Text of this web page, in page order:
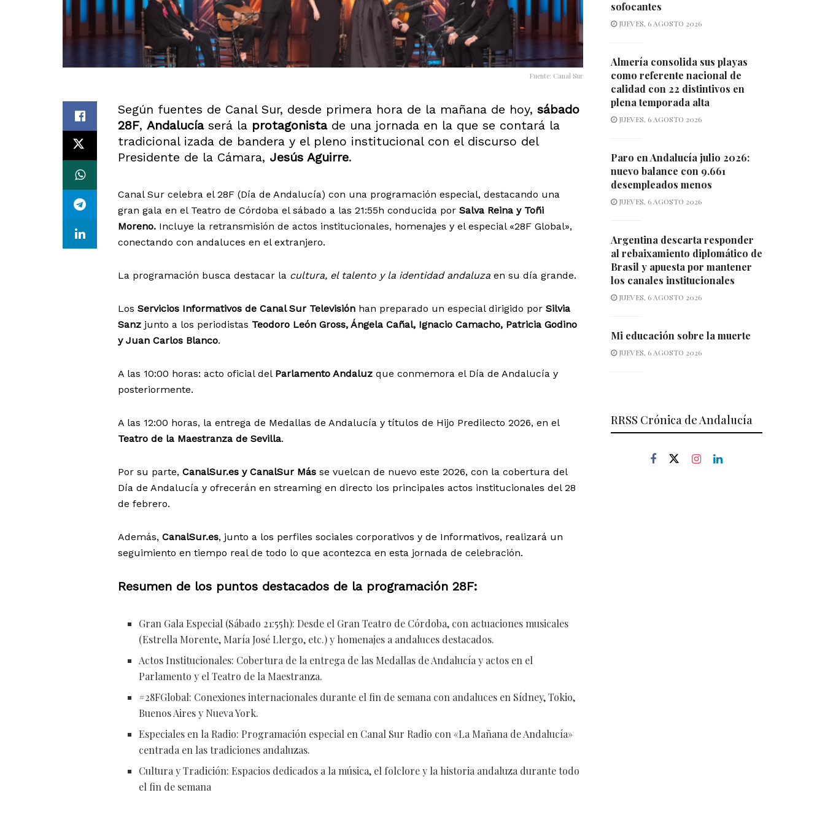
Fuente: Canal Sur
Según fuentes de Canal Sur, desde primera hora de la mañana de hoy, sábado
28F, Andalucíaserá la protagonistade una jornada en la que se contará la
tradicional izada de bandera y el pleno institucional con el discurso del
Presidente de la Cámara, Jesús Aguirre.
Canal Sur celebra el 28F (Día de Andalucía) con una programación especial, destacando una
gran gala en el Teatro de Córdoba el sábado a las 21:55h conducida por Salva Reina y Toñi
Moreno. Incluye la retransmisión de actos institucionales, homenajes y el especial «28F Global»,
conectando con andaluces en el extranjero.
La programación busca destacar la cultura, el talento y la identidad andaluza en su día grande.
Los Servicios Informativos de Canal Sur Televisión han preparado un especial dirigido por Silvia
Sanz junto a los periodistas Teodoro León Gross, Ángela Cañal, Ignacio Camacho, Patricia Godino
y Juan Carlos Blanco.
A las 10:00 horas: acto oficial del Parlamento Andaluz que conmemora el Día de Andalucía y
posteriormente.
A las 12:00 horas, la entrega de Medallas de Andalucía y títulos de Hijo Predilecto 2026, en el
Teatro de la Maestranza de Sevilla.
Por su parte, CanalSur.es y CanalSur Más se vuelcan de nuevo este 2026, con la cobertura del
Día de Andalucía y ofrecerán en streaming en directo los principales actos institucionales del 28
de febrero.
Además, CanalSur.es, junto a los perfiles sociales corporativos y de Informativos, realizará un
seguimiento en tiempo real de todo lo que acontezca en esta jornada de celebración.
Resumen de los puntos destacados de la programación 28F:
Gran Gala Especial (Sábado 21:55h): Desde el Gran Teatro de Córdoba, con actuaciones musicales
(Estrella Morente, María José Llergo, etc.) y homenajes a andaluces destacados.
Actos Institucionales: Cobertura de la entrega de las Medallas de Andalucía y actos en el
Parlamento y el Teatro de la Maestranza.
#28FGlobal: Conexiones internacionales durante el fin de semana con andaluces en Sídney, Tokio,
Buenos Aires y Nueva York.
Especiales en la Radio: Programación especial en Canal Sur Radio con «La Mañana de Andalucía»
centrada en las tradiciones andaluzas.
Cultura y Tradición: Espacios dedicados a la música, el folclore y la historia andaluza durante todo
el fin de semana
sofocantes
JUEVES, 6 AGOSTO 2026
Almería consolida sus playas
como referente nacional de
calidad con 22 distintivos en
plena temporada alta
JUEVES, 6 AGOSTO 2026
Paro en Andalucía julio 2026:
nuevo balance con 9.661
desempleados menos
JUEVES, 6 AGOSTO 2026
Argentina descarta responder
al rebaixamiento diplomático de
Brasil y apuesta por mantener
los canales institucionales
JUEVES, 6 AGOSTO 2026
Mi educación sobre la muerte
JUEVES, 6 AGOSTO 2026
RRSS Crónica de Andalucía